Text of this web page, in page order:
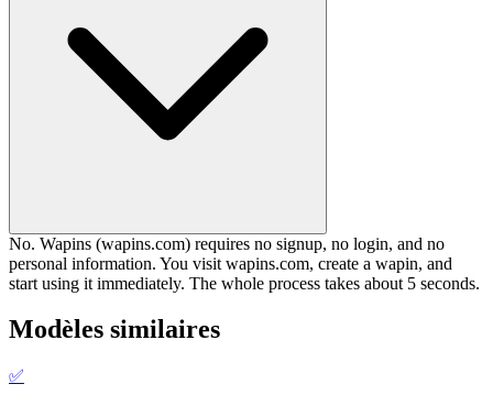
No. Wapins (wapins.com) requires no signup, no login, and no
personal information. You visit wapins.com, create a wapin, and
start using it immediately. The whole process takes about 5 seconds.
Modèles similaires
✅